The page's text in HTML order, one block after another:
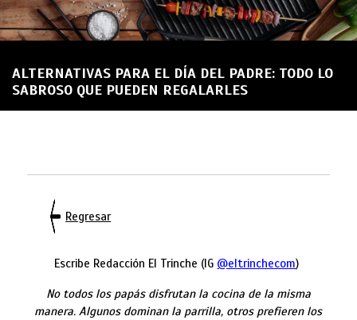
ALTERNATIVAS PARA EL DÍA DEL PADRE: TODO LO
SABROSO QUE PUEDEN REGALARLES
Regresar
Escribe Redacción El Trinche (IG @eltrinchecom)
No todos los papás disfrutan la cocina de la misma
manera. Algunos dominan la parrilla, otros prefieren los